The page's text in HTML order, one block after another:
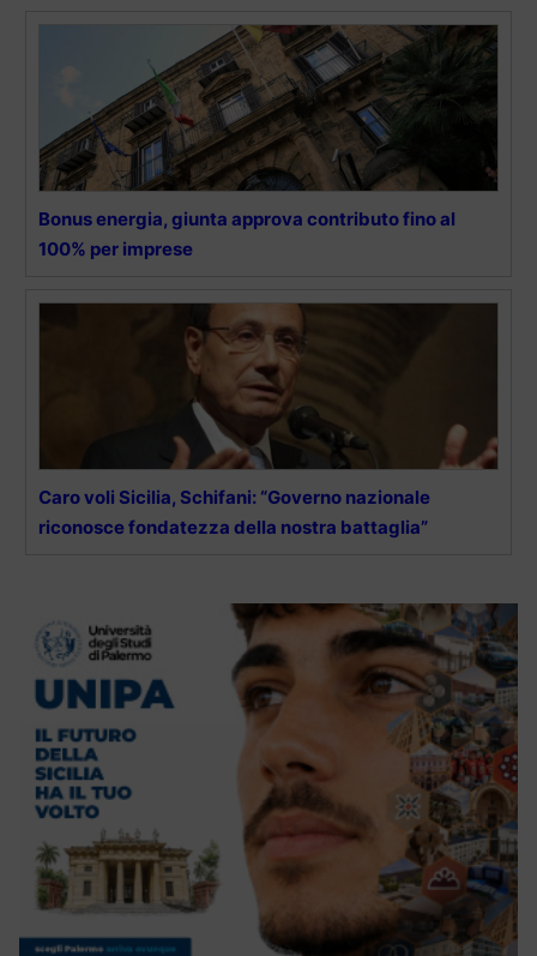
Bonus energia, giunta approva contributo fino al
100% per imprese
Caro voli Sicilia, Schifani: “Governo nazionale
riconosce fondatezza della nostra battaglia”